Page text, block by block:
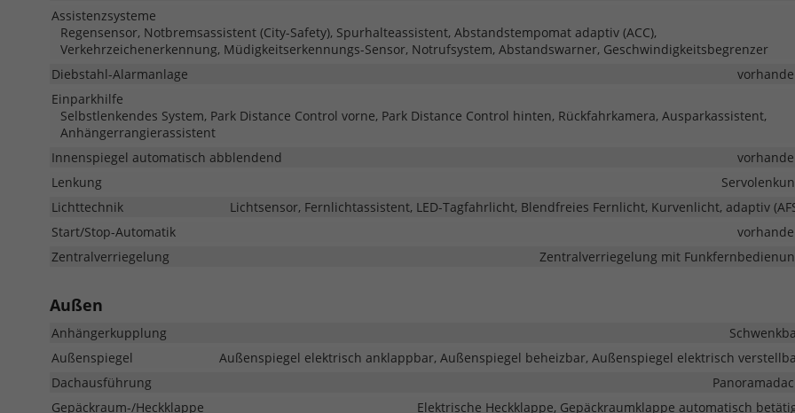
Assistenzsysteme
Regensensor, Notbremsassistent (City-Safety), Spurhalteassistent, Abstandstempomat adaptiv (ACC),
Verkehrzeichenerkennung, Müdigkeitserkennungs-Sensor, Notrufsystem, Abstandswarner, Geschwindigkeitsbegrenzer
Diebstahl-Alarmanlage
Einparkhilfe
Selbstlenkendes System, Park Distance Control vorne, Park Distance Control hinten, Rückfahrkamera, Ausparkassistent,
Anhängerrangierassistent
Innenspiegel automatisch abblendend
Lenkung
Lichttechnik
Lichtsensor, Fernlichtassistent, LED-Tagfahrlicht, Blendfreies Fernlicht, Kurvenlicht, adaptiv
Start/Stop-Automatik
Zentralverriegelung
Zentralverriegelung mit
Außen
Anhängerkupplung
Außenspiegel
Außenspiegel elektrisch anklappbar, Außenspiegel beheizbar, Außenspiegel elektrisch
Dachausführung
Gepäckraum-/Heckklappe
Elektrische Heckklappe, Gepäckraumklappe automatisch